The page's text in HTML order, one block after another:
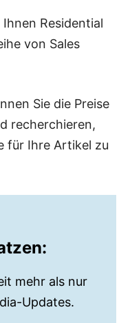
Residential
von Sales
Sie die Preise
recherchieren,
für Ihre Artikel zu
mehr als nur
Updates.